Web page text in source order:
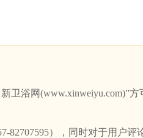
浴网(www.xinweiyu.com)”
82707595），同时对于用户评